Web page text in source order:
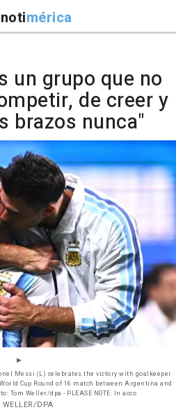
notimérica
un grupo que no
de creer y
brazos nunca"
Messi (L) celebrates the victory with goalkeeper
Cup Round of 16 match between Argentina and
Tom Weller/dpa - PLEASE NOTE: In acco
DPA